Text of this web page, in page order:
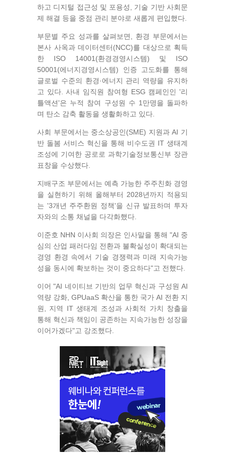
하고 디지털 접근성 및 포용성, 기술 기반 사회문
제 해결 등을 중점 관리 분야로 새롭게 편입했다.
부문별 주요 성과를 살펴보면, 환경 부문에서는
본사 사옥과 데이터센터(NCC)를 대상으로 획득
한 ISO 14001(환경경영시스템) 및 ISO
50001(에너지경영시스템) 인증 고도화를 통해
글로벌 수준의 환경·에너지 관리 역량을 유지하
고 있다. 사내 임직원 참여형 ESG 캠페인인 '리
틀액션'은 누적 참여 구성원 수 1만명을 돌파하
며 탄소 감축 활동을 생활화하고 있다.
사회 부문에서는 중소상공인(SME) 지원과 AI 기
반 돌봄 서비스 혁신을 통해 비수도권 IT 생태계
조성에 기여한 공로로 과학기술정보통신부 장관
표창을 수상했다.
지배구조 부문에서는 예측 가능한 주주친화 경영
을 실현하기 위해 올해부터 2028년까지 적용되
는 '3개년 주주환원 정책'을 신규 발표하며 투자
자와의 소통 채널을 다각화했다.
이준호 NHN 이사회 의장은 인사말을 통해 "AI 중
심의 산업 패러다임 전환과 불확실성이 확대되는
경영 환경 속에서 기술 경쟁력과 미래 지속가능
성을 동시에 확보하는 것이 중요하다"고 전했다.
이어 "AI 네이티브 기반의 업무 혁신과 구성원 AI
역량 강화, GPUaaS 확산을 통한 국가 AI 전환 지
원, 지역 IT 생태계 조성과 사회적 가치 창출을
통해 혁신과 책임이 공존하는 지속가능한 성장을
이어가겠다"고 강조했다.